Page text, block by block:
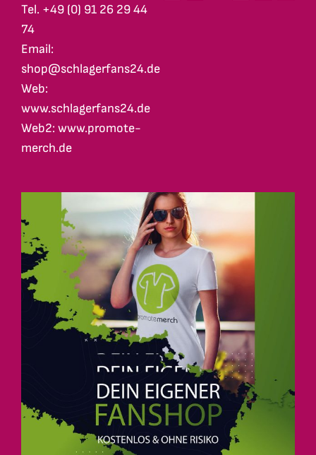
Tel. +49 (0) 91 26 29 44
74
Email:
shop@schlagerfans24.de
Web:
www.schlagerfans24.de
Web2: www.promote-
merch.de